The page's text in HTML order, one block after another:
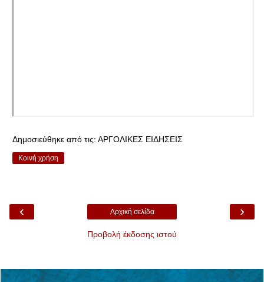
Δημοσιεύθηκε από τις: ΑΡΓΟΛΙΚΕΣ ΕΙΔΗΣΕΙΣ
Κοινή χρήση
‹ ›
Αρχική σελίδα
Προβολή έκδοσης ιστού